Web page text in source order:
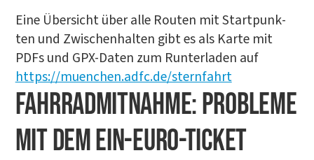
Eine Über­sicht über alle Rou­ten mit Start­punk­
ten und Zwi­schen­hal­ten gibt es als Kar­te mit
PDFs und GPX-Daten zum Run­ter­la­den auf
https://muenchen.adfc.de/sternfahrt
FAHR­RAD­MIT­NAH­ME: PRO­BLE­ME
MIT DEM EIN-EURO-TICKET